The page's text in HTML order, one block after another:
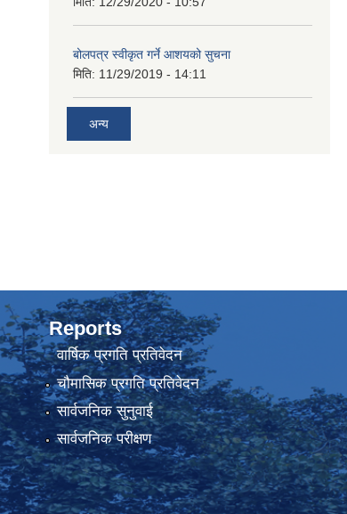
बोलपत्र स्वीकृत गर्ने आशयको सुचना
मिति: 11/29/2019 - 14:11
अन्य
Reports
वार्षिक प्रगति प्रतिवेदन
चौमासिक प्रगति प्रतिवेदन
सार्वजनिक सुनुवाई
सार्वजनिक परीक्षण